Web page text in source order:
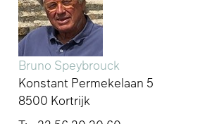
Bruno Speybrouck
Konstant Permekelaan 5
8500 Kortrijk